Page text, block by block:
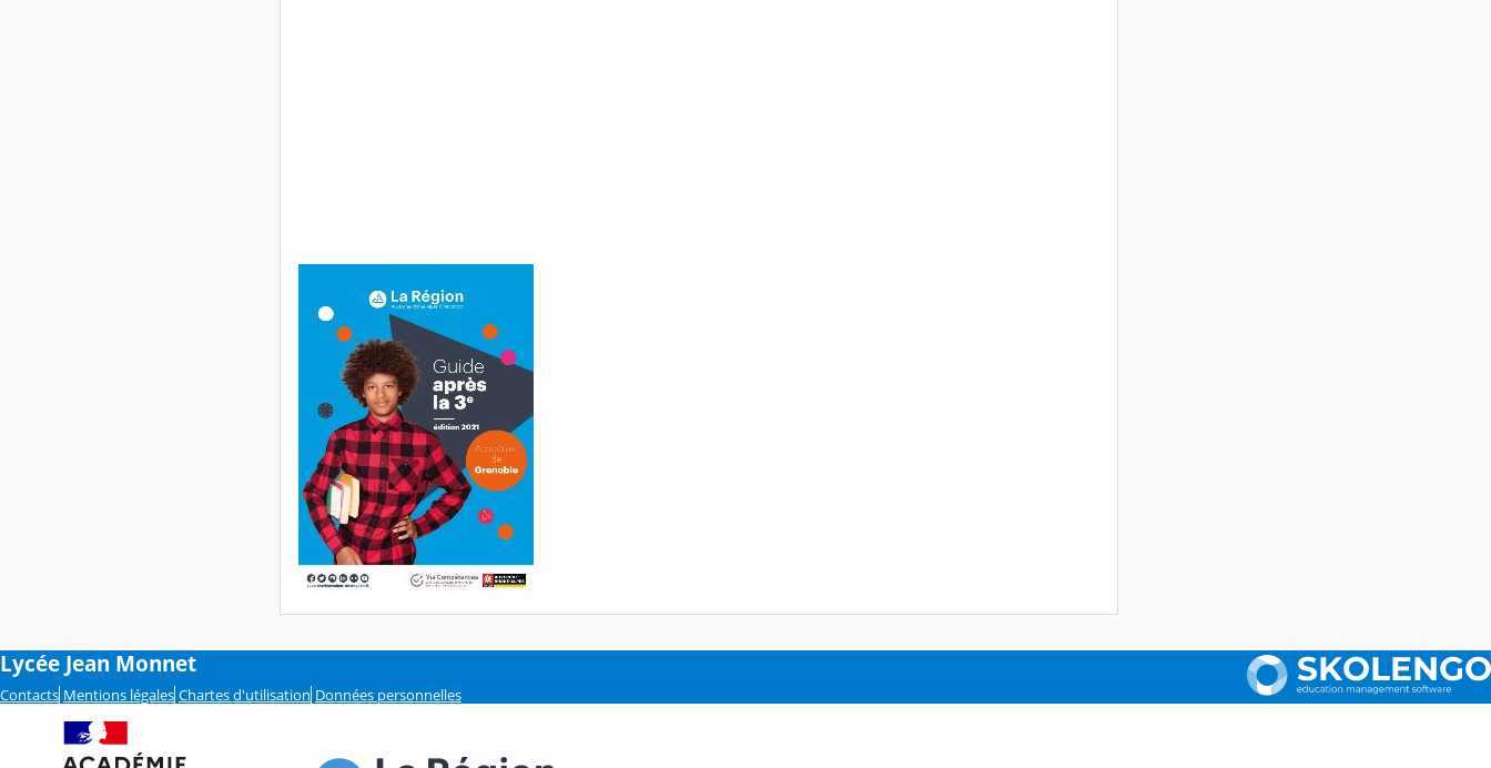
Lycée Jean Monnet
Contacts Mentions légales Chartes d'utilisation Données personnelles